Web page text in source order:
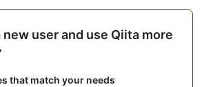
new user and use Qiita more
that match your needs